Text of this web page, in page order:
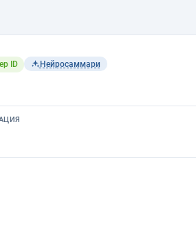
ID Нейросаммари